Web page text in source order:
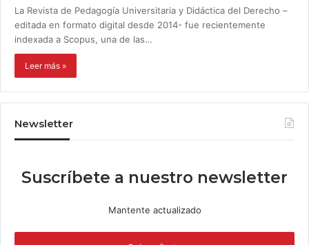
La Revista de Pedagogía Universitaria y Didáctica del Derecho –
editada en formato digital desde 2014- fue recientemente
indexada a Scopus, una de las…
Leer más »
Newsletter
Suscríbete a nuestro newsletter
Mantente actualizado